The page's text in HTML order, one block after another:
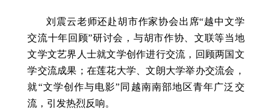
刘震云老师还赴胡市作家协会出席“越中文学
交流十年回顾”研讨会，与胡市作协、文联等当地
文学文艺界人士就文学创作进行交流，回顾两国文
学交流成果；在莲花大学、文朗大学举办交流会，
就“文学创作与电影”同越南南部地区青年广泛交
流，引发热烈反响。